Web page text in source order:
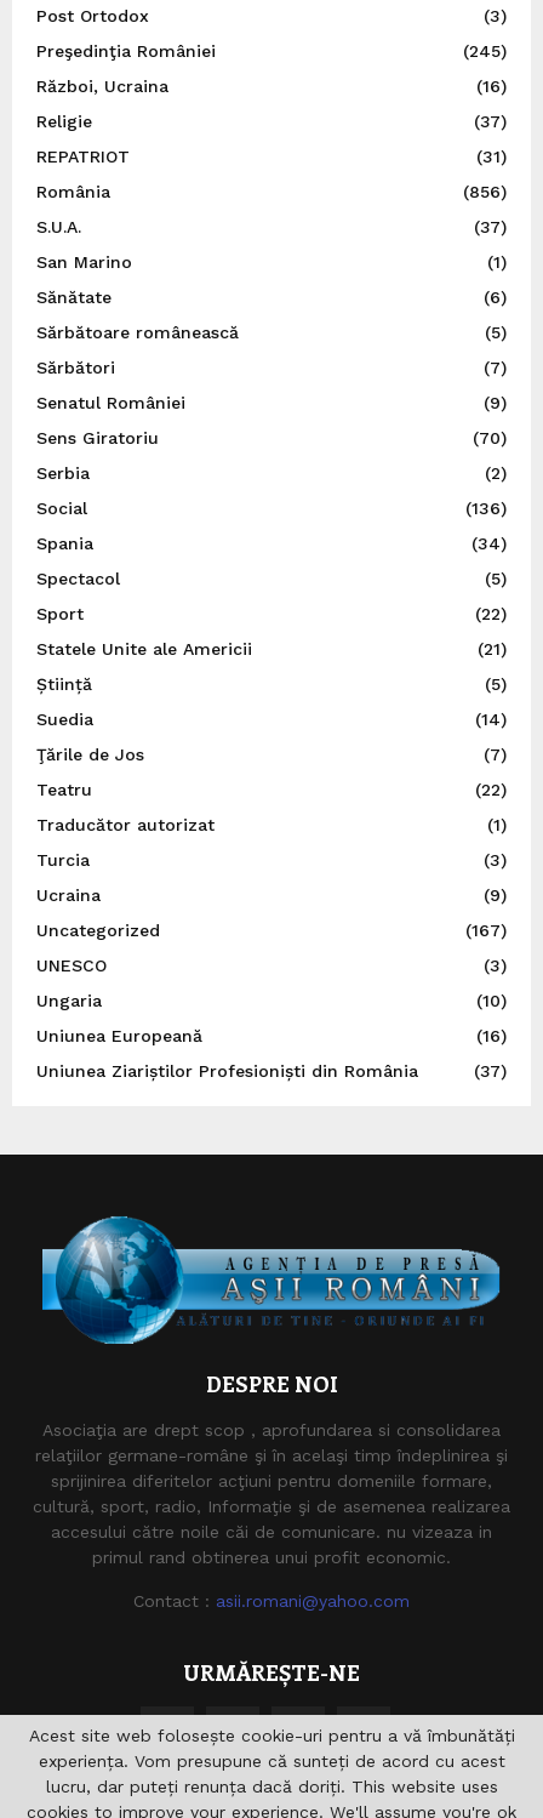
Post Ortodox
(3)
Preşedinţia României
(245)
Război, Ucraina
(16)
Religie
(37)
REPATRIOT
(31)
România
(856)
S.U.A.
(37)
San Marino
(1)
Sănătate
(6)
Sărbătoare românească
(5)
Sărbători
(7)
Senatul României
(9)
Sens Giratoriu
(70)
Serbia
(2)
Social
(136)
Spania
(34)
Spectacol
(5)
Sport
(22)
Statele Unite ale Americii
(21)
Știință
(5)
Suedia
(14)
Ţările de Jos
(7)
Teatru
(22)
Traducător autorizat
(1)
Turcia
(3)
Ucraina
(9)
Uncategorized
(167)
UNESCO
(3)
Ungaria
(10)
Uniunea Europeană
(16)
Uniunea Ziariștilor Profesioniști din România
(37)
DESPRE NOI
Asociaţia are drept scop , aprofundarea si consolidarea
relaţiilor germane-române şi în acelaşi timp îndeplinirea şi
sprijinirea diferitelor acţiuni pentru domeniile formare,
cultură, sport, radio, Informaţie şi de asemenea realizarea
accesului către noile căi de comunicare. nu vizeaza in
primul rand obtinerea unui profit economic.
Contact : asii.romani@yahoo.com
URMĂREȘTE-NE
Acest site web folosește cookie-uri pentru a vă îmbunătăți
experiența. Vom presupune că sunteți de acord cu acest
lucru, dar puteți renunța dacă doriți. This website uses
cookies to improve your experience. We'll assume you're ok